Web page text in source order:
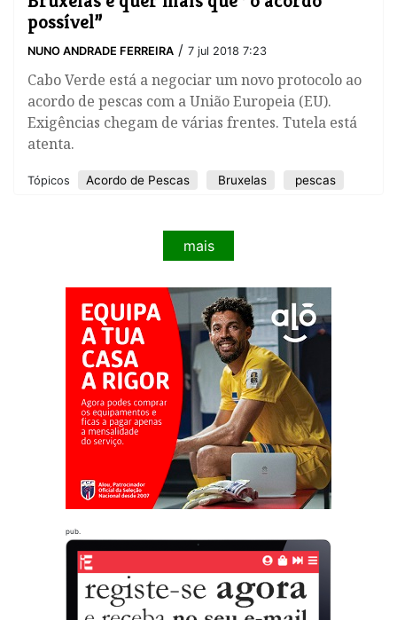
possível”
NUNO ANDRADE FERREIRA / 7 jul 2018 7:23
Cabo Verde está a negociar um novo protocolo ao
acordo de pescas com a União Europeia (EU).
Exigências chegam de várias frentes. Tutela está
atenta.
Tópicos Acordo de Pescas Bruxelas pescas
mais
pub.